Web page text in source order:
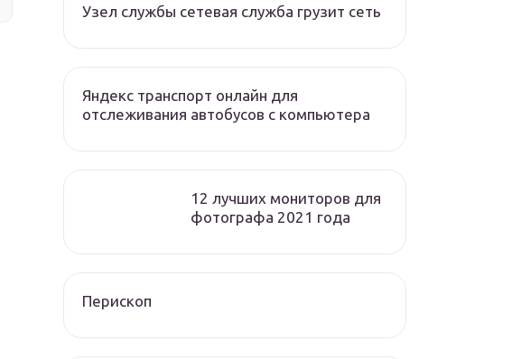
Узел службы сетевая служба грузит сеть
Яндекс транспорт онлайн для
отслеживания автобусов с компьютера
12 лучших мониторов для
фотографа 2021 года
Перископ